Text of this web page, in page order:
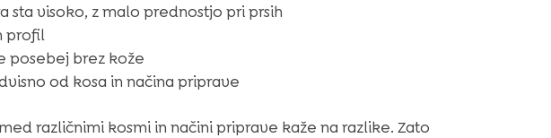
sta visoko, z malo prednostjo pri prsih
profil
posebej brez kože
od kosa in načina priprave
različnimi kosmi in načini priprave kaže na razlike. Zato